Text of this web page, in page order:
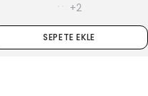
+2
SEPETE EKLE